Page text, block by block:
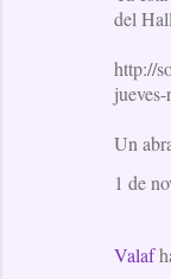
del
http://
Un
1 de
Valaf